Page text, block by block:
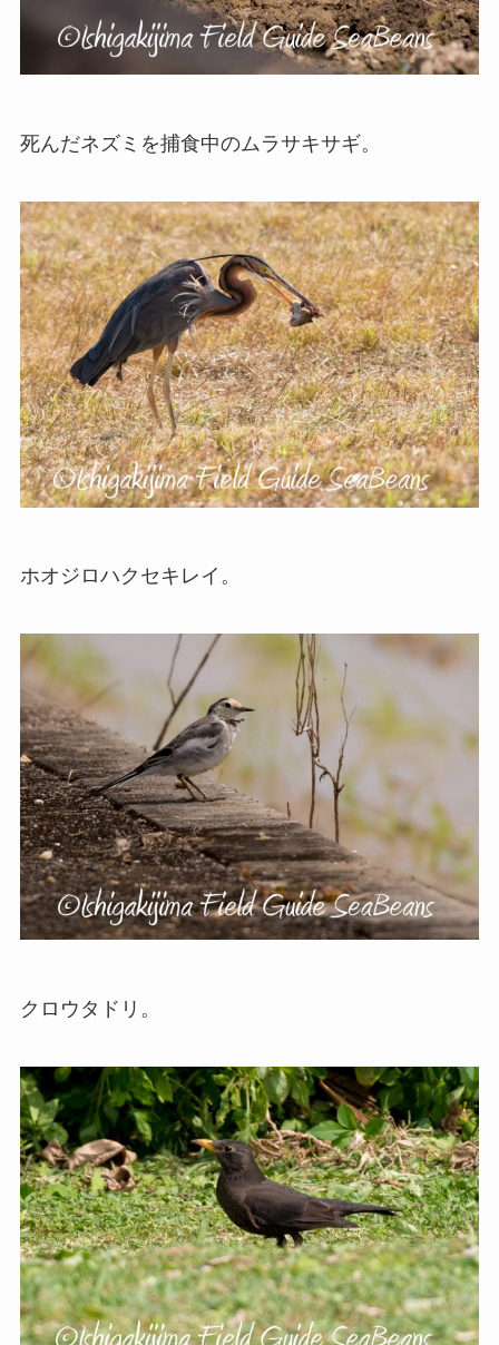
死んだネズミを捕食中のムラサキサギ。
ホオジロハクセキレイ。
クロウタドリ。